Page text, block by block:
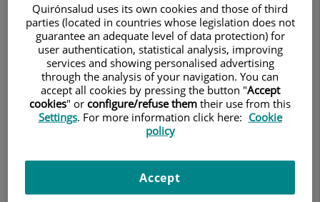
Pide cita sin compromisos
Nombre
Apellidos
Quirónsalud uses its own cookies and those of third
parties (located in countries whose legislation does not
guarantee an adequate level of data protection) for
user authentication, statistical analysis, improving
services and showing personalised advertising
through the analysis of your navigation. You can
accept all cookies by pressing the button "Accept
cookies" or configure/refuse them their use from this
Settings. For more information click here: Cookie
policy
Accept